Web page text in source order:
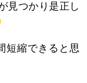
見つかり是正し
短縮できると思